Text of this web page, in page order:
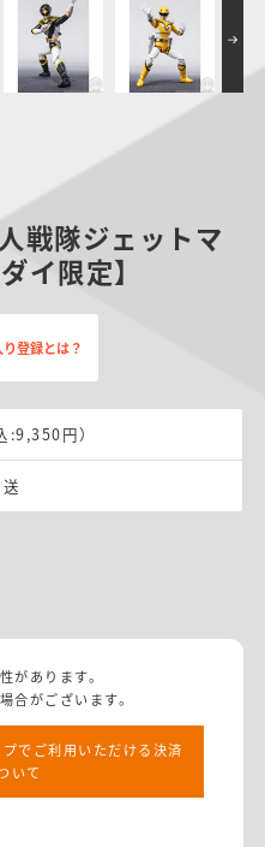
戦隊ジェットマ
イ限定】
登録とは？
円）
があります。
合がございます。
でご利用いただける決済
いて